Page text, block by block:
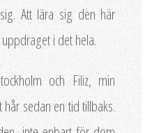
Att lära sig den här
i det hela.
och Filiz, min
sedan en tid tillbaks.